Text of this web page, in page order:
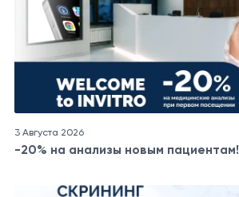
3 Августа 2026
-20% на анализы новым пациентам!